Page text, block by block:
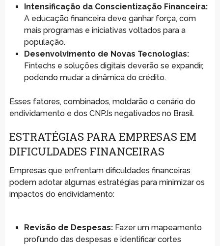
Intensificação da Conscientização Financeira:
A educação financeira deve ganhar força, com
mais programas e iniciativas voltados para a
população.
Desenvolvimento de Novas Tecnologias:
Fintechs e soluções digitais deverão se expandir,
podendo mudar a dinâmica do crédito.
Esses fatores, combinados, moldarão o cenário do
endividamento e dos CNPJs negativados no Brasil.
ESTRATÉGIAS PARA EMPRESAS EM
DIFICULDADES FINANCEIRAS
Empresas que enfrentam dificuldades financeiras
podem adotar algumas estratégias para minimizar os
impactos do endividamento:
Revisão de Despesas:Fazer um mapeamento
profundo das despesas e identificar cortes